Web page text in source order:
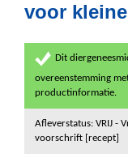
voor
Dit
overeenstemming
productinformatie.
Afleverstatus: VRIJ -
voorschrift [recept]